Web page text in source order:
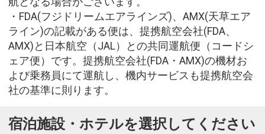
・FDA(フジドリームエアラインズ)、AMX(天草エア
ライン)の記載がある便は、提携航空会社(FDA、
AMX)と日本航空（JAL）との共同運航便（コードシ
ェア便）です。提携航空会社(FDA・AMX)の機材お
よび乗務員にて運航し、機内サービスも提携航空会
社の基準に則ります。
宿泊施設・ホテルを選択してください